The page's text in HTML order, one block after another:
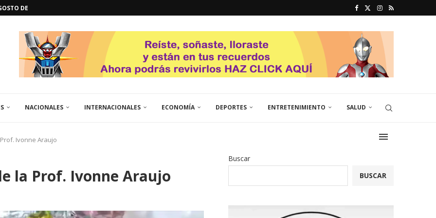
DE...
NACIONALES INTERNACIONALES ECONOMÍA DEPORTES ENTRETENIMIENTO SALUD
Ivonne Araujo
la Prof. Ivonne Araujo
Buscar
BUSCAR